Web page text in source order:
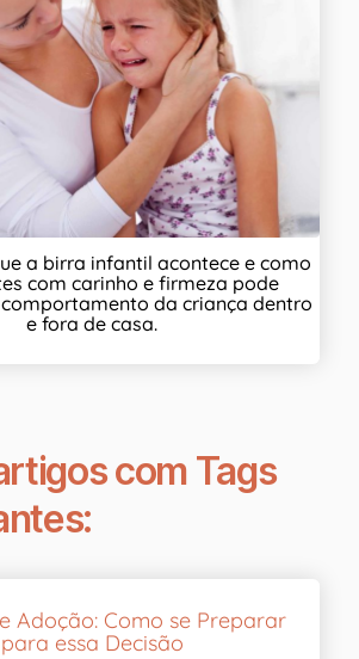
a birra infantil acontece e como
com carinho e firmeza pode
da criança dentro
e fora de casa.
com Tags
Adoção: Como se Preparar
para essa Decisão